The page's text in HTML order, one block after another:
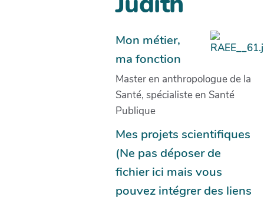
Mon métier,
ma fonction
Master en anthropologue de la
Santé, spécialiste en Santé
Publique
Mes projets scientifiques
(Ne pas déposer de
fichier ici mais vous
pouvez intégrer des liens